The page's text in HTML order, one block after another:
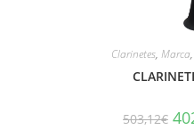
Clarinetes, Marca,
503,12€